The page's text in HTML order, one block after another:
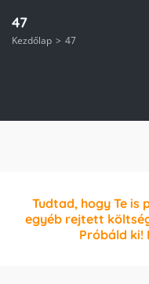
47
Kezdőlap 47
Tudtad, hogy Te
egyéb rejtett
Próbáld ki!